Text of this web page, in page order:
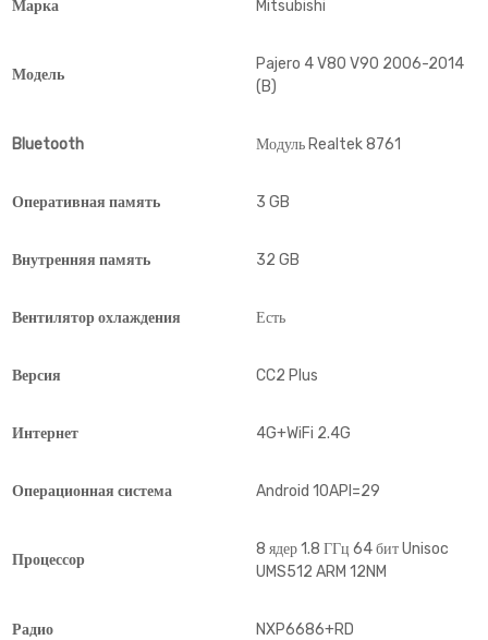
Марка Mitsubishi
Модель
Pajero 4 V80 V90 2006-2014
(B)
Bluetooth Модуль Realtek 8761
Оперативная память 3 GB
Внутренняя память 32 GB
Вентилятор охлаждения Есть
Версия CC2 Plus
Интернет 4G+WiFi 2.4G
Операционная система Android 10API=29
Процессор
8 ядер 1.8 ГГц 64 бит Unisoc
UMS512 ARM 12NM
Радио NXP6686+RD